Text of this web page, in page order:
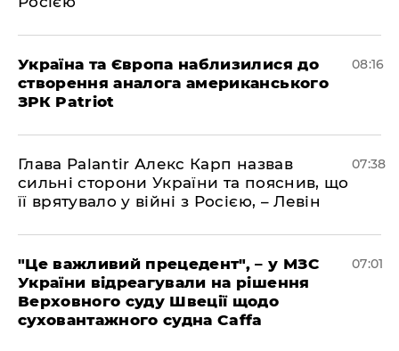
Україна та Європа наблизилися до
створення аналога американського
ЗРК Patriot
08:16
Глава Palantir Алекс Карп назвав
сильні сторони України та пояснив, що
її врятувало у війні з Росією, – Левін
07:38
"Це важливий прецедент", – у МЗС
України відреагували на рішення
Верховного суду Швеції щодо
суховантажного судна Caffa
07:01